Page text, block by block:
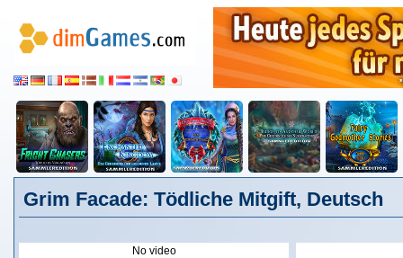
Grim Facade: Tödliche Mitgift, Deutsch
No video